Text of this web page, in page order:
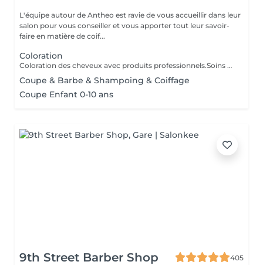
L'équipe autour de Antheo est ravie de vous accueillir dans leur
salon pour vous conseiller et vous apporter tout leur savoir-
faire en matière de coif...
Coloration
Coloration des cheveux avec produits professionnels.Soins du cheveux pre et post coloration.
Coupe & Barbe & Shampoing & Coiffage
Coupe Enfant 0-10 ans
9th Street Barber Shop
405